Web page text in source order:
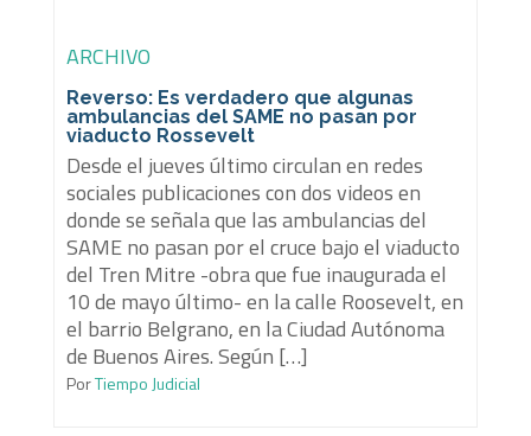
ARCHIVO
Reverso: Es verdadero que algunas
ambulancias del SAME no pasan por
viaducto Rossevelt
Desde el jueves último circulan en redes
sociales publicaciones con dos videos en
donde se señala que las ambulancias del
SAME no pasan por el cruce bajo el viaducto
del Tren Mitre -obra que fue inaugurada el
10 de mayo último- en la calle Roosevelt, en
el barrio Belgrano, en la Ciudad Autónoma
de Buenos Aires. Según […]
PorTiempo Judicial